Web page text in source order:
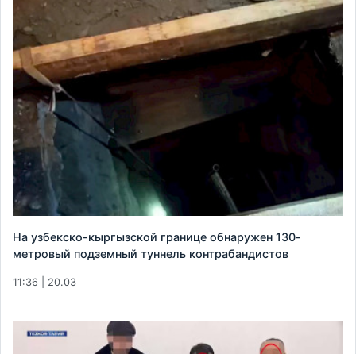
На узбекско-кыргызской границе обнаружен 130-
метровый подземный туннель контрабандистов
11:36 | 20.03